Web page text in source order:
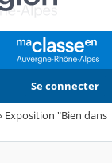
Se connecter
› Exposition "Bien dans